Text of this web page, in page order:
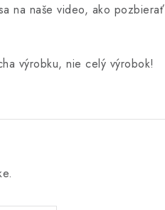
na naše video, ako pozbierať
výrobku, nie celý výrobok!